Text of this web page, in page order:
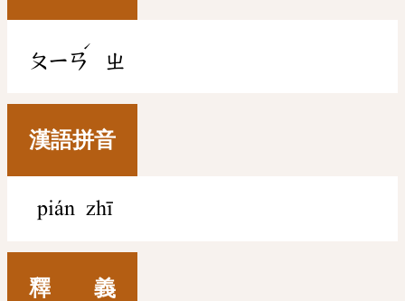
ㄆㄧㄢ
ˊ
ㄓ
漢語拼音
pián zhī
釋 義